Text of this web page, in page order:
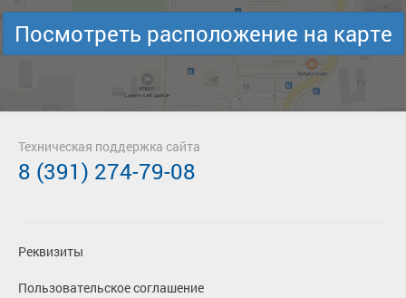
Посмотреть расположение на карте
Реквизиты
Пользовательское соглашение
Техническая поддержка сайта
8 (391) 274-79-08